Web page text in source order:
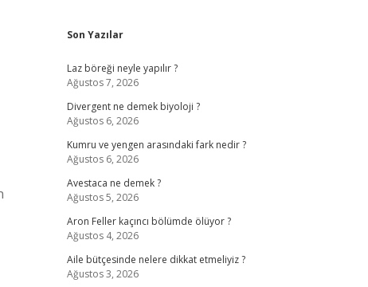
Sidebar
Son Yazılar
Laz böreği neyle yapılır ?
Ağustos 7, 2026
Divergent ne demek biyoloji ?
Ağustos 6, 2026
Kumru ve yengen arasındaki fark nedir ?
Ağustos 6, 2026
Avestaca ne demek ?
Ağustos 5, 2026
Aron Feller kaçıncı bölümde ölüyor ?
Ağustos 4, 2026
Aile bütçesinde nelere dikkat etmeliyiz ?
Ağustos 3, 2026